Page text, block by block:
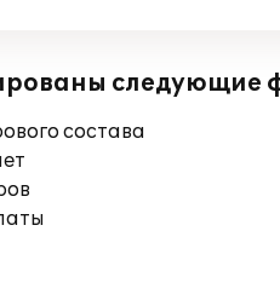
следующие
состава